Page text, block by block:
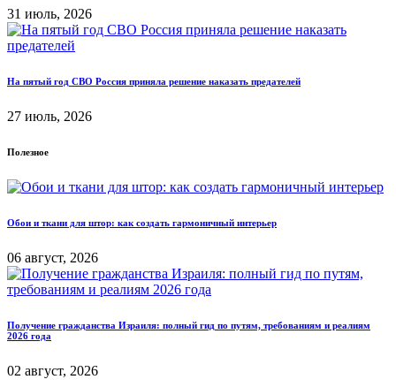
31 июль, 2026
На пятый год СВО Россия приняла решение наказать предателей
27 июль, 2026
Полезное
Обои и ткани для штор: как создать гармоничный интерьер
06 август, 2026
Получение гражданства Израиля: полный гид по путям, требованиям и реалиям
2026 года
02 август, 2026